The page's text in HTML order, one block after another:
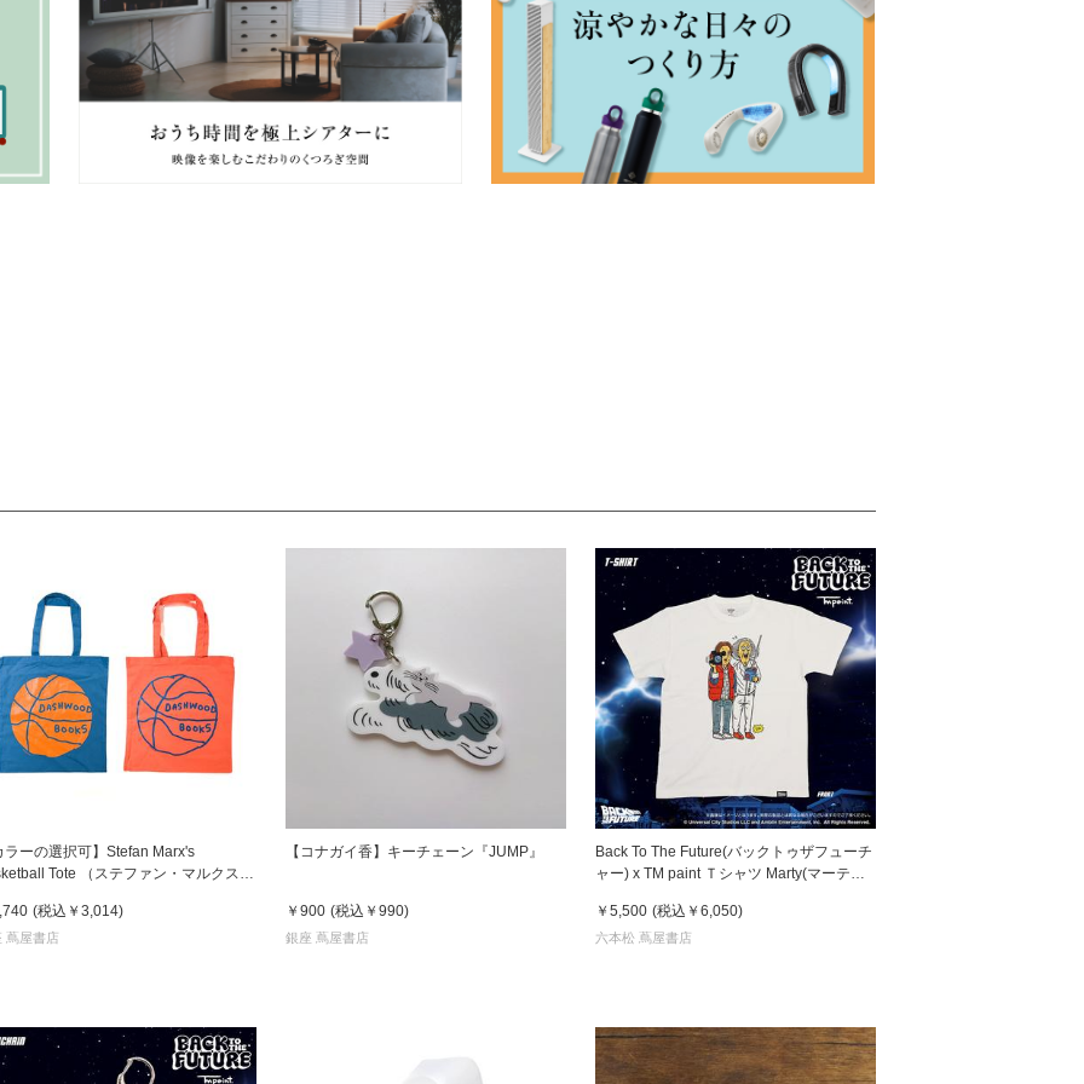
ラーの選択可】Stefan Marx's
Tote （ステファン・マルクス）
(税込 ￥3,014)
蔦屋書店
【コナガイ香】キーチェーン『JUMP』
￥900 (税込 ￥990)
銀座 蔦屋書店
Back To The Future(バックトゥザフューチ
ャー) x TM paint Ｔシャツ Marty(マーティ)
￥5,500 (税込 ￥6,050)
六本松 蔦屋書店